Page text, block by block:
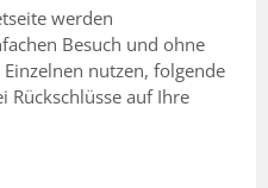
werden
Besuch und ohne
nutzen, folgende
Rückschlüsse auf Ihre